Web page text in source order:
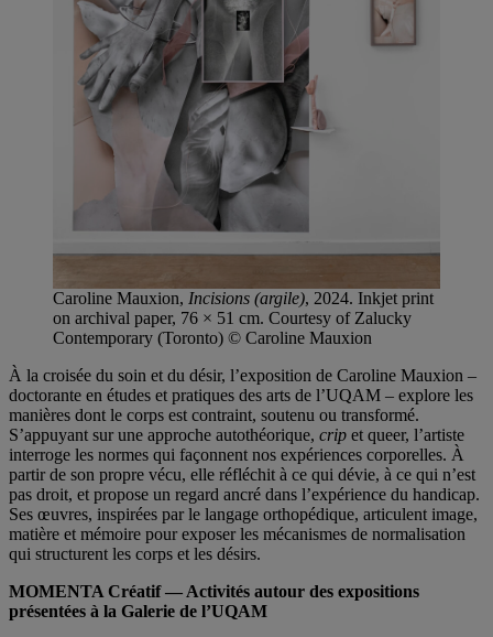
Caroline Mauxion, Incisions (argile), 2024. Inkjet print
on archival paper, 76 × 51 cm. Courtesy of Zalucky
Contemporary (Toronto) © Caroline Mauxion
À la croisée du soin et du désir, l’exposition de Caroline Mauxion –
doctorante en études et pratiques des arts de l’UQAM – explore les
manières dont le corps est contraint, soutenu ou transformé.
S’appuyant sur une approche autothéorique, crip et queer, l’artiste
interroge les normes qui façonnent nos expériences corporelles. À
partir de son propre vécu, elle réfléchit à ce qui dévie, à ce qui n’est
pas droit, et propose un regard ancré dans l’expérience du handicap.
Ses œuvres, inspirées par le langage orthopédique, articulent image,
matière et mémoire pour exposer les mécanismes de normalisation
qui structurent les corps et les désirs.
MOMENTA Créatif — Activités autour des expositions
présentées à la Galerie de l’UQAM